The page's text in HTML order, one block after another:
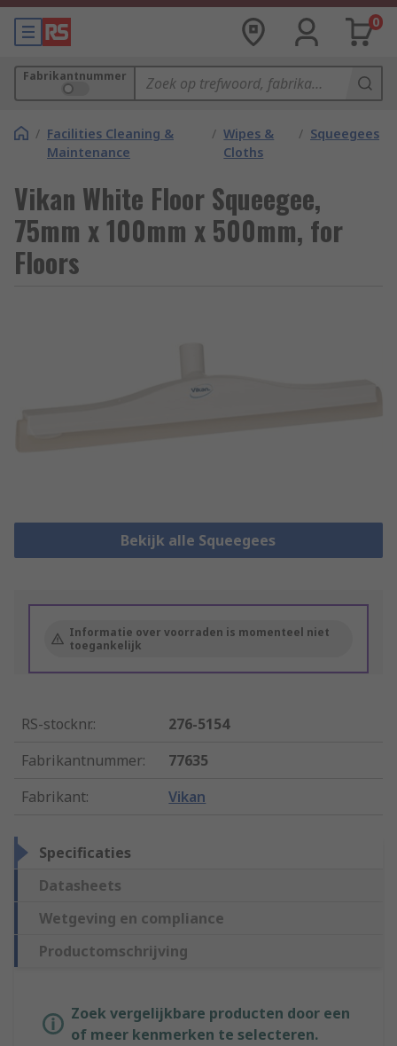
0
Fabrikantnummer
/ Facilities Cleaning &
Maintenance
/ Wipes &
Cloths
/ Squeegees
Vikan White Floor Squeegee,
75mm x 100mm x 500mm, for
Floors
Bekijk alle Squeegees
Informatie over voorraden is momenteel niet
toegankelijk
RS-stocknr.:
276-5154
Fabrikantnummer:
77635
Fabrikant: Vikan
Specificaties
Datasheets
Wetgeving en compliance
Productomschrijving
Zoek vergelijkbare producten door een
of meer kenmerken te selecteren.